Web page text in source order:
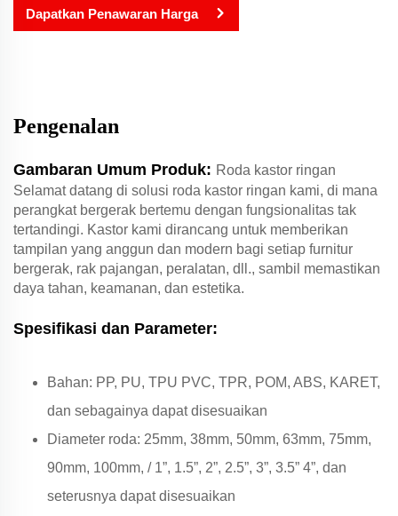
Dapatkan Penawaran Harga
Pengenalan
Gambaran Umum Produk: Roda kastor ringan
Selamat datang di solusi roda kastor ringan kami, di mana
perangkat bergerak bertemu dengan fungsionalitas tak
tertandingi. Kastor kami dirancang untuk memberikan
tampilan yang anggun dan modern bagi setiap furnitur
bergerak, rak pajangan, peralatan, dll., sambil memastikan
daya tahan, keamanan, dan estetika.
Spesifikasi dan Parameter:
Bahan: PP, PU, TPU PVC, TPR, POM, ABS, KARET,
dan sebagainya dapat disesuaikan
Diameter roda: 25mm, 38mm, 50mm, 63mm, 75mm,
90mm, 100mm, / 1”, 1.5”, 2”, 2.5”, 3”, 3.5” 4”, dan
seterusnya dapat disesuaikan